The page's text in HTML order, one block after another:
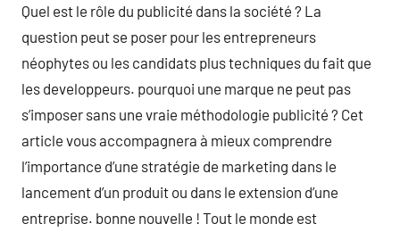
Quel est le rôle du publicité dans la société ? La
question peut se poser pour les entrepreneurs
néophytes ou les candidats plus techniques du fait que
les developpeurs. pourquoi une marque ne peut pas
s’imposer sans une vraie méthodologie publicité ? Cet
article vous accompagnera à mieux comprendre
l’importance d’une stratégie de marketing dans le
lancement d’un produit ou dans le extension d’une
entreprise. bonne nouvelle ! Tout le monde est